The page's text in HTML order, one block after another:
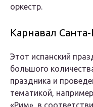
оркестр.
Карнавал
Этот испанский
большого
праздника и
тематикой,